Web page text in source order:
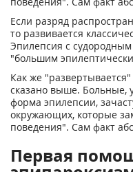
Если разряд
то развивается
Эпилепсия с
"большим
Как же
сказано выше. Больные,
форма эпилепсии,
окружающих, которые
поведения". Сам факт
Первая